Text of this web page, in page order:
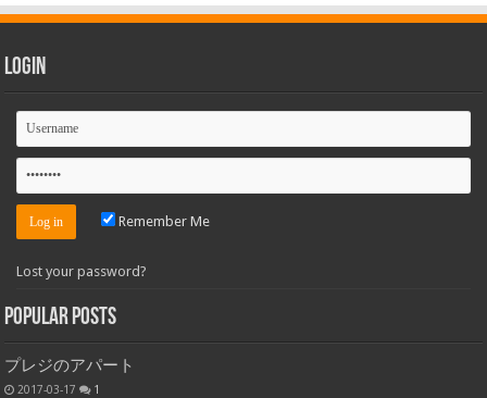
Login
Remember Me
Lost your password?
Popular Posts
プレジのアパート
2017-03-17 1